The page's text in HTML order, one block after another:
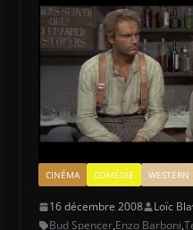
CINÉMA COMÉDIE WESTERN
16 décembre 2008
Loïc
Bud Spencer,Enzo Barboni,